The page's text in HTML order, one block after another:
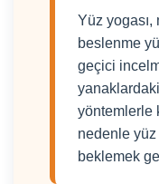
Yüz
beslenme
geçici
yanaklardaki
yöntemlerle
nedenle
beklemek